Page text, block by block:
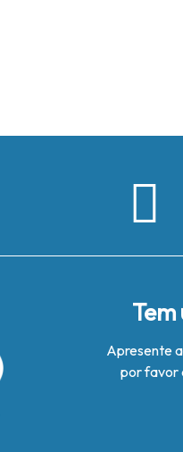
Apresente
por favor